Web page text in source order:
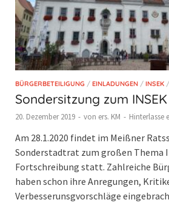
BÜRGERBETEILIGUNG / EINLADUNGEN / INSEK /
Sondersitzung zum INSEK
20. Dezember 2019 - von ers. KM - Hinterlasse
Am 28.1.2020 findet im Meißner
Sonderstadtrat zum großen Thema
Fortschreibung statt. Zahlreiche
haben schon ihre Anregungen,
Verbesserunsgvorschläge